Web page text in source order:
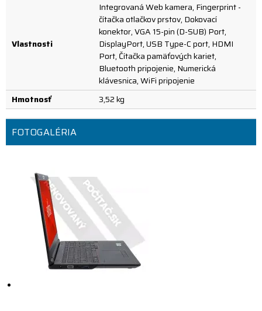
Vlastnosti
Integrovaná Web kamera, Fingerprint -
čítačka otlačkov prstov, Dokovací
konektor, VGA 15-pin (D-SUB) Port,
DisplayPort, USB Type-C port, HDMI
Port, Čítačka pamäťových kariet,
Bluetooth pripojenie, Numerická
klávesnica, WiFi pripojenie
Hmotnosť
3,52 kg
FOTOGALÉRIA